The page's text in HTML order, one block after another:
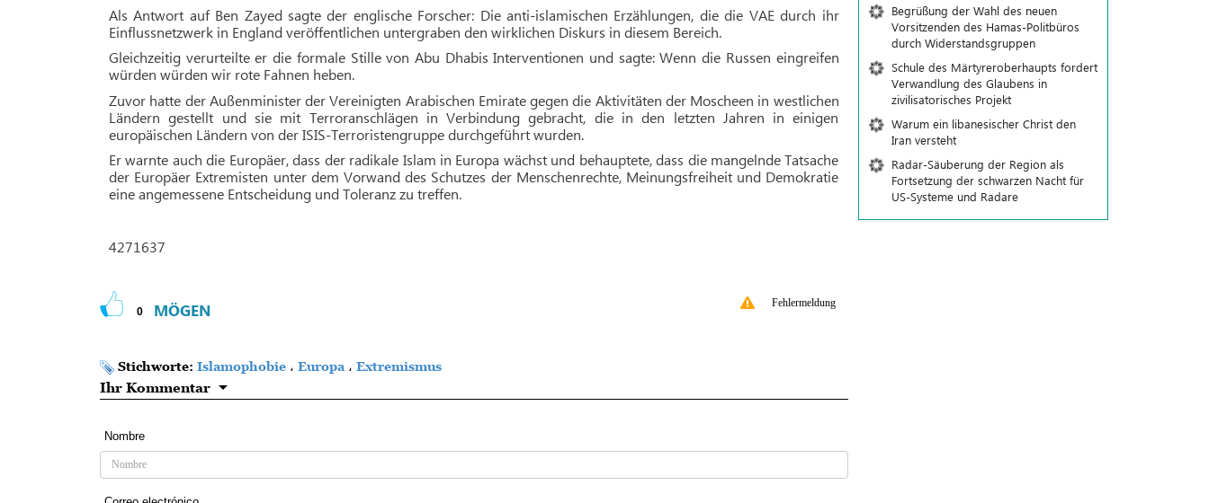
Als Antwort auf Ben Zayed sagte der englische Forscher: Die anti-islamischen Erzählungen, die die VAE durch ihr
Einflussnetzwerk in England veröffentlichen untergraben den wirklichen Diskurs in diesem Bereich.
Gleichzeitig verurteilte er die formale Stille von Abu Dhabis Interventionen und sagte: Wenn die Russen eingreifen
würden würden wir rote Fahnen heben.
Zuvor hatte der Außenminister der Vereinigten Arabischen Emirate gegen die Aktivitäten der Moscheen in westlichen
Ländern gestellt und sie mit Terroranschlägen in Verbindung gebracht, die in den letzten Jahren in einigen
europäischen Ländern von der ISIS-Terroristengruppe durchgeführt wurden.
Er warnte auch die Europäer, dass der radikale Islam in Europa wächst und behauptete, dass die mangelnde Tatsache
der Europäer Extremisten unter dem Vorwand des Schutzes der Menschenrechte, Meinungsfreiheit und Demokratie
eine angemessene Entscheidung und Toleranz zu treffen.
4271637
0 MÖGEN Fehlermeldung
Stichworte: Islamophobie ، Europa ، Extremismus
Ihr Kommentar
Nombre
Begrüßung der Wahl des neuen
Vorsitzenden des Hamas-Politbüros
durch Widerstandsgruppen
Schule des Märtyreroberhaupts fordert
Verwandlung des Glaubens in
zivilisatorisches Projekt
Warum ein libanesischer Christ den
Iran versteht
Radar-Säuberung der Region als
Fortsetzung der schwarzen Nacht für
US-Systeme und Radare